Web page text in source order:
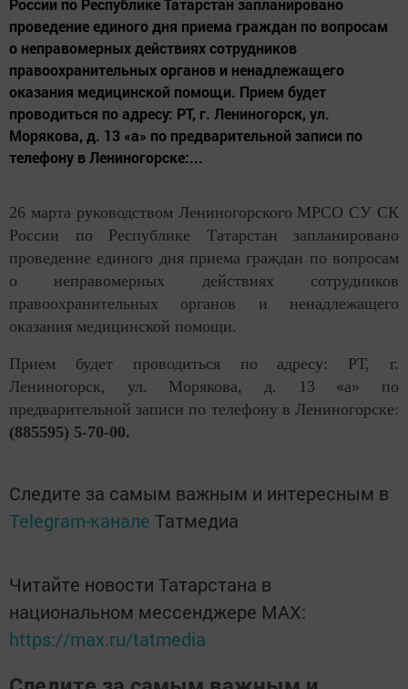
России по Республике Татарстан запланировано
проведение единого дня приема граждан по вопросам
о неправомерных действиях сотрудников
правоохранительных органов и ненадлежащего
оказания медицинской помощи. Прием будет
проводиться по адресу: РТ, г. Лениногорск, ул.
Морякова, д. 13 «а» по предварительной записи по
телефону в Лениногорске:...
26 марта руководством Лениногорского МРСО СУ СК
России по Республике Татарстан запланировано
проведение единого дня приема граждан по вопросам
о неправомерных действиях сотрудников
правоохранительных органов и ненадлежащего
оказания медицинской помощи.
Прием будет проводиться по адресу: РТ, г.
Лениногорск, ул. Морякова, д. 13 «а» по
предварительной записи по телефону в Лениногорске:
(885595) 5-70-00.
Следите за самым важным и интересным в
Telegram-канале Татмедиа
Читайте новости Татарстана в
национальном мессенджере MАХ:
https://max.ru/tatmedia